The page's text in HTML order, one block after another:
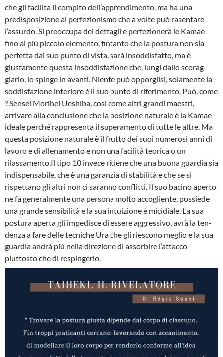
che gli facilita il compito dell’apprendimento, ma ha una
predisposizione al perfezio­nismo che a volte può rasentare
l’assurdo. Si preoccupa dei dettagli e perfezionerà le Ka­mae
fino al più piccolo elemento, fintanto che la postura non sia
perfetta dal suo punto di vista, sarà insoddisfatto, ma è
giustamente questa insoddisfazione che, lungi dallo scorag­
giarlo, lo spinge in avanti. Niente può opporglisi, solamente la
soddisfazione interiore è il suo punto di riferimento. Può, come
? Sensei Morihei Ueshiba, così come altri grandi mae­stri,
arrivare alla conclusione che la posizione naturale è la Kamae
ideale perché rap­presenta il superamento di tutte le altre. Ma
questa posizione naturale è il frutto dei suoi numerosi anni di
lavoro e di allenamento e non una facilità teorica o un
rilassamento.Il tipo 10 invece ritiene che una buona guardia sia
indispensabile, che è una garanzia di stabilità e che se si
rispettano gli altri non ci saranno conflitti. Il suo bacino aperto
ne fa ge­neralmente una persona molto accogliente, possiede
una grande sensibilità e la sua intui­zione è micidiale. La sua
postura aperta gli impedisce di essere aggressivo, avrà la ten­
denza a fare delle tecniche Ura che gli riescono meglio e la sua
guardia andrà più nella di­rezione di assorbire l’attacco
piuttosto che di respingerlo.